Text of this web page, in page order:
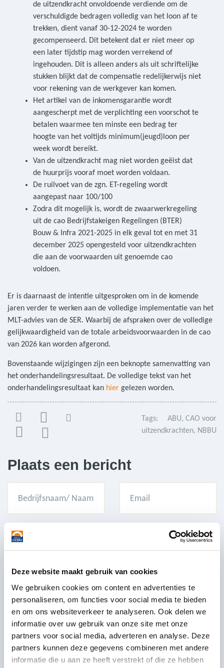
Deze website maakt gebruik van cookies
We gebruiken cookies om content en advertenties te
personaliseren, om functies voor social media te bieden
en om ons websiteverkeer te analyseren. Ook delen we
informatie over uw gebruik van onze site met onze
partners voor social media, adverteren en analyse. Deze
partners kunnen deze gegevens combineren met andere
informatie die u aan ze heeft verstrekt of die ze hebben
de uitzendkracht onvoldoende verdiende om de
verschuldigde bedragen volledig van het loon af te
trekken, dient vanaf 30-12-2024 te worden
gecompenseerd. Dit betekent dat er niet meer op
een later tijdstip mag worden verrekend of
ingehouden. Dit is alleen anders als uit schriftelijke
stukken blijkt dat de compensatie redelijkerwijs niet
voor rekening van de werkgever kan komen.
Het artikel van de inkomensgarantie wordt
aangescherpt met de verplichting een voorschot te
betalen waarmee ten minste een bedrag ter
hoogte van het voltijds minimum(jeugd)loon per
week wordt bereikt.
Van de uitzendkracht mag niet worden geëist dat
de huurprijs vooraf moet worden voldaan.
De ruilvoet van de zgn. ET-regeling wordt
aangepast naar 100/100
Zodra dit mogelijk is, wordt de zwaarwerkregeling
uit de cao Bedrijfstakeigen Regelingen (BTER)
Bouw & Infra 2021-2025 in elk geval tot en met 31
december 2025 opengesteld voor uitzendkrachten
die aan de voorwaarden uit genoemde cao
voldoen.
Er is daarnaast de intentie uitgesproken om in de komende
jaren verder te werken aan de volledige implementatie van het
MLT-advies van de SER. Waarbij de afspraken over de volledige
gelijkwaardigheid van de totale arbeidsvoorwaarden in de cao
van 2026 kan worden afgerond.
Bovenstaande wijzigingen zijn een beknopte samenvatting van
het onderhandelingsresultaat. De volledige tekst van het
onderhandelingsresultaat kan hier gelezen worden.
Tags: ABU CAO voor
uitzendkrachten
NBBU
Plaats een bericht